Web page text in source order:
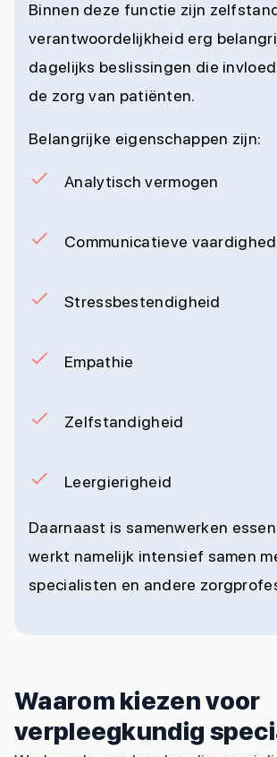
Binnen deze functie zijn
verantwoordelijkheid erg
dagelijks beslissingen die
de zorg van patiënten.
Belangrijke eigenschappen zijn:
Analytisch vermogen
Communicatieve
Stressbestendigheid
Empathie
Zelfstandigheid
Leergierigheid
Daarnaast is samenwerken
werkt namelijk intensief samen
specialisten en andere
Waarom kiezen voor
verpleegkundig